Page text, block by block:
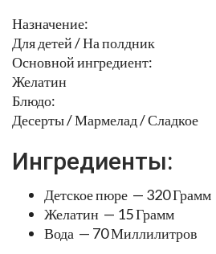
Назначение:
Для детей / На полдник
Основной ингредиент:
Желатин
Блюдо:
Десерты / Мармелад / Сладкое
Ингредиенты:
Детское пюре — 320 Грамм
Желатин — 15 Грамм
Вода — 70 Миллилитров